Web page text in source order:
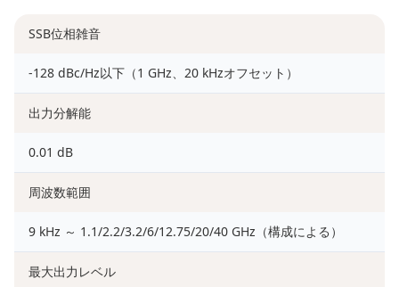
SSB位相雑音
-128 dBc/Hz以下（1 GHz、20 kHzオフセット）
出力分解能
0.01 dB
周波数範囲
9 kHz ～ 1.1/2.2/3.2/6/12.75/20/40 GHz（構成による）
最大出力レベル